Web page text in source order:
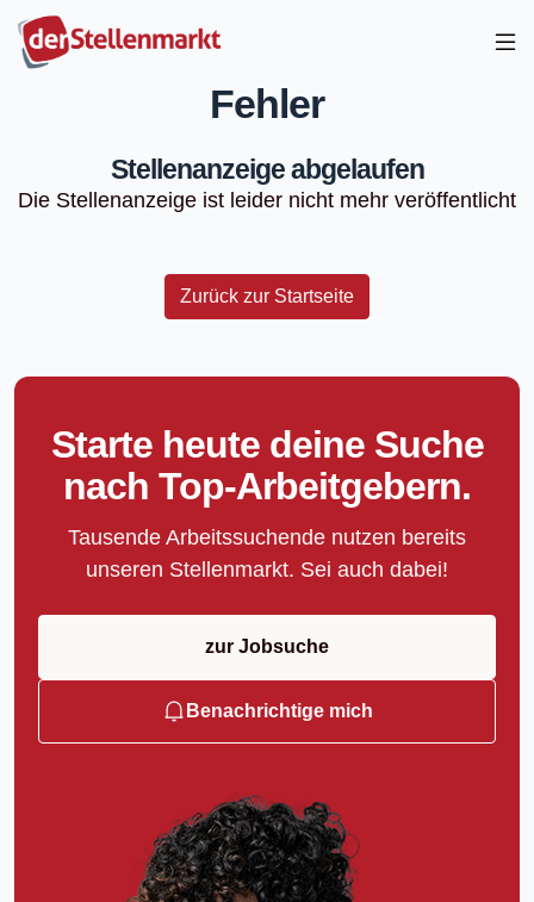
Fehler
Stellenanzeige abgelaufen
Die Stellenanzeige ist leider nicht mehr veröffentlicht
Zurück zur Startseite
Starte heute deine Suche
nach Top-Arbeitgebern.
Tausende Arbeitssuchende nutzen bereits
unseren Stellenmarkt. Sei auch dabei!
zur Jobsuche
Benachrichtige mich